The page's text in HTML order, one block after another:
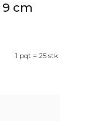
9 cm
1 pqt = 25 stk.